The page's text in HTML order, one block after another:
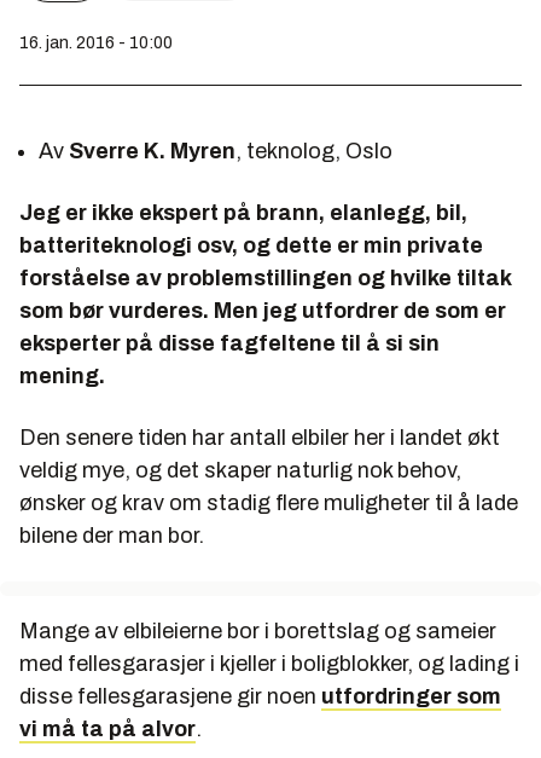
16. jan. 2016 - 10:00
Av Sverre K. Myren, teknolog, Oslo
Jeg er ikke ekspert på brann, elanlegg, bil,
batteriteknologi osv, og dette er min private
forståelse av problemstillingen og hvilke tiltak
som bør vurderes. Men jeg utfordrer de som er
eksperter på disse fagfeltene til å si sin
mening.
Den senere tiden har antall elbiler her i landet økt
veldig mye, og det skaper naturlig nok behov,
ønsker og krav om stadig flere muligheter til å lade
bilene der man bor.
Mange av elbileierne bor i borettslag og sameier
med fellesgarasjer i kjeller i boligblokker, og lading i
disse fellesgarasjene gir noen utfordringer som
vi må ta på alvor.